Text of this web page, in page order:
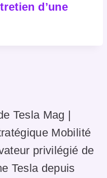
d’une
Tesla Mag |
Mobilité
privilégié de
Tesla depuis